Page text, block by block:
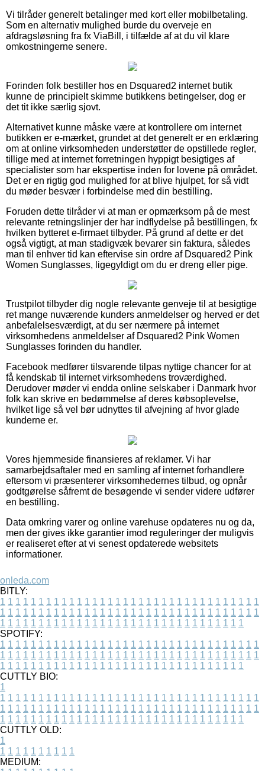
Vi tilråder generelt betalinger med kort eller mobilbetaling.
Som en alternativ mulighed burde du overveje en
afdragsløsning fra fx ViaBill, i tilfælde af at du vil klare
omkostningerne senere.
Forinden folk bestiller hos en Dsquared2 internet butik
kunne de principielt skimme butikkens betingelser, dog er
det tit ikke særlig sjovt.
Alternativet kunne måske være at kontrollere om internet
butikken er e-mærket, grundet at det generelt er en erklæring
om at online virksomheden understøtter de opstillede regler,
tillige med at internet forretningen hyppigt besigtiges af
specialister som har ekspertise inden for lovene på området.
Det er en rigtig god mulighed for at blive hjulpet, for så vidt
du møder besvær i forbindelse med din bestilling.
Foruden dette tilråder vi at man er opmærksom på de mest
relevante retningslinjer der har indflydelse på bestillingen, fx
hvilken bytteret e-firmaet tilbyder. På grund af dette er det
også vigtigt, at man stadigvæk bevarer sin faktura, således
man til enhver tid kan eftervise sin ordre af Dsquared2 Pink
Women Sunglasses, ligegyldigt om du er dreng eller pige.
Trustpilot tilbyder dig nogle relevante genveje til at besigtige
ret mange nuværende kunders anmeldelser og herved er det
anbefalelsesværdigt, at du ser nærmere på internet
virksomhedens anmeldelser af Dsquared2 Pink Women
Sunglasses forinden du handler.
Facebook medfører tilsvarende tilpas nyttige chancer for at
få kendskab til internet virksomhedens troværdighed.
Derudover møder vi endda online selskaber i Danmark hvor
folk kan skrive en bedømmelse af deres købsoplevelse,
hvilket lige så vel bør udnyttes til afvejning af hvor glade
kunderne er.
Vores hjemmeside finansieres af reklamer. Vi har
samarbejdsaftaler med en samling af internet forhandlere
eftersom vi præsenterer virksomhedernes tilbud, og opnår
godtgørelse såfremt de besøgende vi sender videre udfører
en bestilling.
Data omkring varer og online varehuse opdateres nu og da,
men der gives ikke garantier imod reguleringer der muligvis
er realiseret efter at vi senest opdaterede websitets
informationer.
onleda.com
BITLY:
1 1 1 1 1 1 1 1 1 1 1 1 1 1 1 1 1 1 1 1 1 1 1 1 1 1 1 1 1 1 1 1 1 1
1 1 1 1 1 1 1 1 1 1 1 1 1 1 1 1 1 1 1 1 1 1 1 1 1 1 1 1 1 1 1 1 1 1
1 1 1 1 1 1 1 1 1 1 1 1 1 1 1 1 1 1 1 1 1 1 1 1 1 1 1 1 1 1 1 1
SPOTIFY:
1 1 1 1 1 1 1 1 1 1 1 1 1 1 1 1 1 1 1 1 1 1 1 1 1 1 1 1 1 1 1 1 1 1
1 1 1 1 1 1 1 1 1 1 1 1 1 1 1 1 1 1 1 1 1 1 1 1 1 1 1 1 1 1 1 1 1 1
1 1 1 1 1 1 1 1 1 1 1 1 1 1 1 1 1 1 1 1 1 1 1 1 1 1 1 1 1 1 1 1
CUTTLY BIO:
1
1 1 1 1 1 1 1 1 1 1 1 1 1 1 1 1 1 1 1 1 1 1 1 1 1 1 1 1 1 1 1 1 1 1
1 1 1 1 1 1 1 1 1 1 1 1 1 1 1 1 1 1 1 1 1 1 1 1 1 1 1 1 1 1 1 1 1 1
1 1 1 1 1 1 1 1 1 1 1 1 1 1 1 1 1 1 1 1 1 1 1 1 1 1 1 1 1 1 1 1
CUTTLY OLD:
1
1 1 1 1 1 1 1 1 1 1
MEDIUM: